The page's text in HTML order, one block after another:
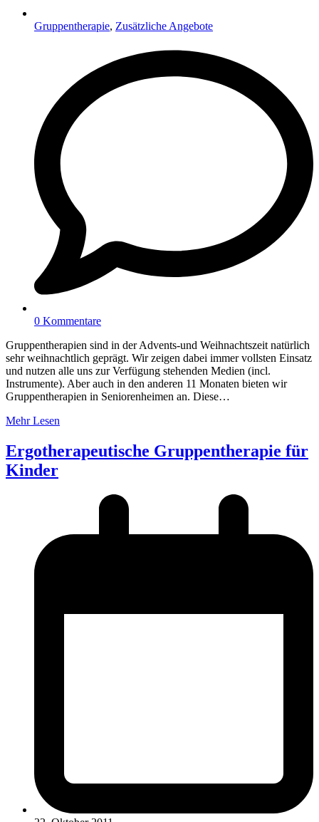
Gruppentherapie, Zusätzliche Angebote
0 Kommentare
Gruppentherapien sind in der Advents-und Weihnachtszeit natürlich
sehr weihnachtlich geprägt. Wir zeigen dabei immer vollsten Einsatz
und nutzen alle uns zur Verfügung stehenden Medien (incl.
Instrumente). Aber auch in den anderen 11 Monaten bieten wir
Gruppentherapien in Seniorenheimen an. Diese…
Mehr Lesen
Ergotherapeutische Gruppentherapie für
Kinder